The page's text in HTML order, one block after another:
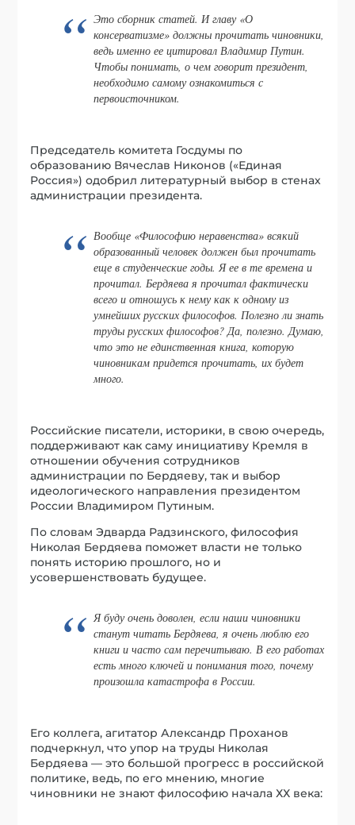
Это сборник статей. И главу «О
консерватизме» должны прочитать чиновники,
ведь именно ее цитировал Владимир Путин.
Чтобы понимать, о чем говорит президент,
необходимо самому ознакомиться с
первоисточником.
Председатель комитета Госдумы по
образованию Вячеслав Никонов («Единая
Россия») одобрил литературный выбор в стенах
администрации президента.
Вообще «Философию неравенства» всякий
образованный человек должен был прочитать
еще в студенческие годы. Я ее в те времена и
прочитал. Бердяева я прочитал фактически
всего и отношусь к нему как к одному из
умнейших русских философов. Полезно ли знать
труды русских философов? Да, полезно. Думаю,
что это не единственная книга, которую
чиновникам придется прочитать, их будет
много.
Российские писатели, историки, в свою очередь,
поддерживают как саму инициативу Кремля в
отношении обучения сотрудников
администрации по Бердяеву, так и выбор
идеологического направления президентом
России Владимиром Путиным.
По словам Эдварда Радзинского, философия
Николая Бердяева поможет власти не только
понять историю прошлого, но и
усовершенствовать будущее.
Я буду очень доволен, если наши чиновники
станут читать Бердяева, я очень люблю его
книги и часто сам перечитываю. В его работах
есть много ключей и понимания того, почему
произошла катастрофа в России.
Его коллега, агитатор Александр Проханов
подчеркнул, что упор на труды Николая
Бердяева — это большой прогресс в российской
политике, ведь, по его мнению, многие
чиновники не знают философию начала ХХ века: